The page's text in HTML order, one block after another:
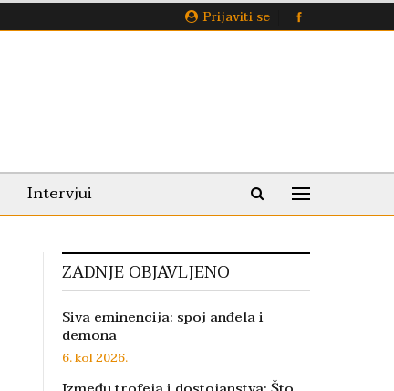
Prijaviti se
Intervjui
ZADNJE OBJAVLJENO
Siva eminencija: spoj anđela i
demona
6. kol 2026.